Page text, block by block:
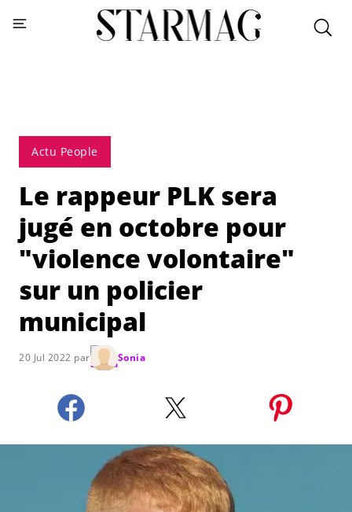
Actu People
Le rappeur PLK sera
jugé en octobre pour
"violence volontaire"
sur un policier
municipal
20 Jul 2022 par Sonia